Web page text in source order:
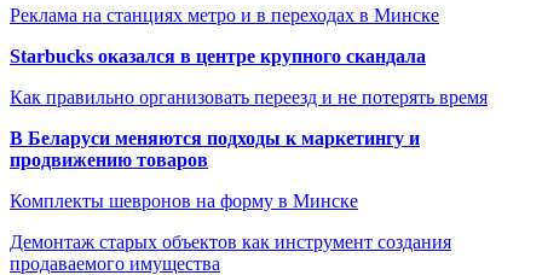
Реклама на станциях метро и в переходах в Минске
Starbucks оказался в центре крупного скандала
Как правильно организовать переезд и не потерять время
В Беларуси меняются подходы к маркетингу и
продвижению товаров
Комплекты шевронов на форму в Минске
Демонтаж старых объектов как инструмент создания
продаваемого имущества